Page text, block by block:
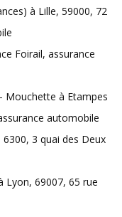
à Lille, 59000, 72
Foirail, assurance
Mouchette à Etampes
automobile
3 quai des Deux
Lyon, 69007, 65 rue